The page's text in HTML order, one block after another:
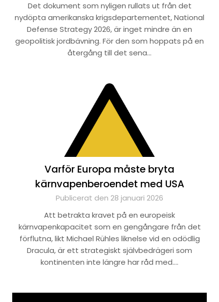
Det dokument som nyligen rullats ut från det
nydöpta amerikanska krigsdepartementet, National
Defense Strategy 2026, är inget mindre än en
geopolitisk jordbävning. För den som hoppats på en
återgång till det sena…
Varför Europa måste bryta
kärnvapenberoendet med USA
Publicerat den 28 januari 2026
Att betrakta kravet på en europeisk
kärnvapenkapacitet som en gengångare från det
förflutna, likt Michael Rühles liknelse vid en odödlig
Dracula, är ett strategiskt självbedrägeri som
kontinenten inte längre har råd med….